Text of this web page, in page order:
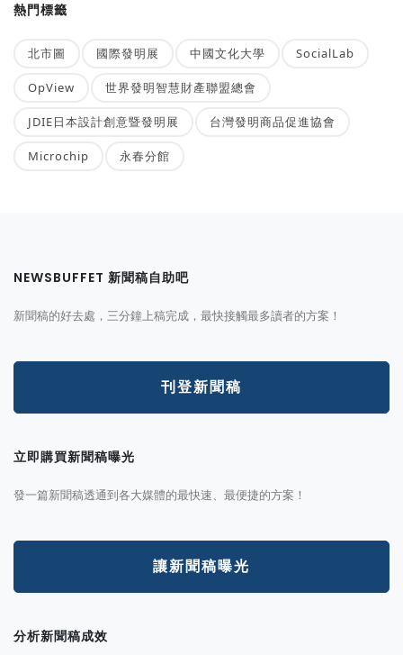
熱門標籤
北市圖 國際發明展 中國文化大學 SocialLab
OpView 世界發明智慧財產聯盟總會
JDIE日本設計創意暨發明展 台灣發明商品促進協會
Microchip 永春分館
NEWSBUFFET 新聞稿自助吧
新聞稿的好去處，三分鐘上稿完成，最快接觸最多讀者的方案！
刊登新聞稿
立即購買新聞稿曝光
發一篇新聞稿透通到各大媒體的最快速、最便捷的方案！
讓新聞稿曝光
分析新聞稿成效